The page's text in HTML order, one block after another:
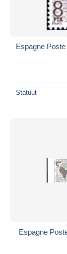
Espagne
Statuut
Espagne